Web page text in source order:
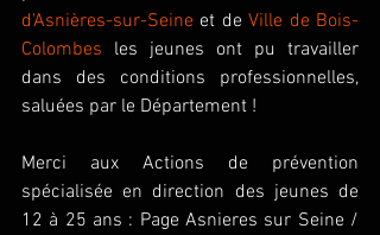
d'Asnières-sur-Seine et de Ville de Bois-
Colombes les jeunes ont pu travailler
dans des conditions professionnelles,
saluées par le Département !
Merci aux Actions de prévention
spécialisée en direction des jeunes de
12 à 25 ans : Page Asnieres sur Seine /